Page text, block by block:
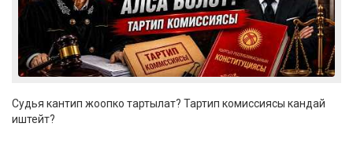
Судья кантип жоопко тартылат? Тартип комиссиясы кандай
иштейт?